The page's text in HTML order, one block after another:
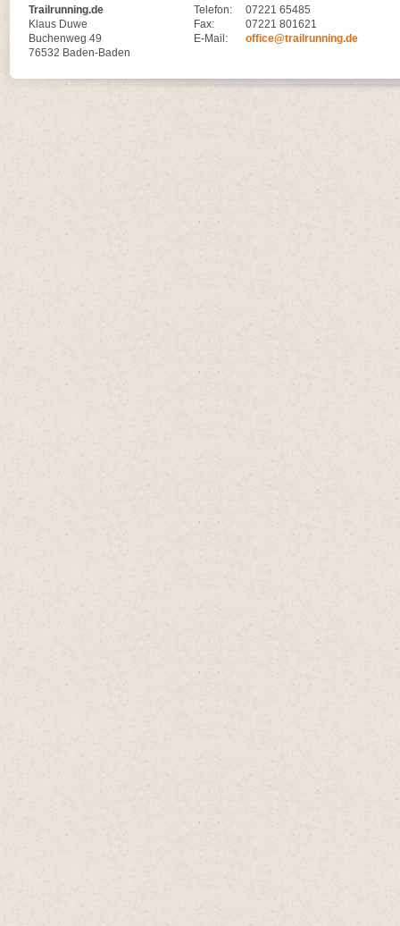
Trailrunning.de
Klaus Duwe
Buchenweg 49
76532 Baden-Baden
Telefon:
07221 65485
Fax:
07221 801621
E-Mail:
office@trailrunning.de